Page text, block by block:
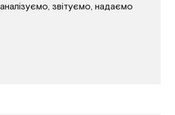
звітуємо, надаємо